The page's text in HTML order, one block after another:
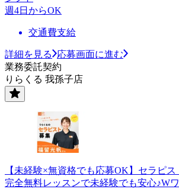
週4日からOK
交通費支給
詳細を見る
応募画面に進む
業務委託契約
りらくる 我孫子店
【未経験×無資格でも応募OK】セラピ
完全無料レッスンで未経験でも安心♪W